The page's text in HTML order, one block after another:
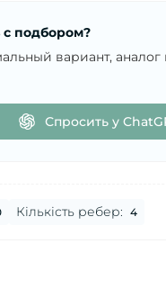
подбором?
вариант,
Спросить у
Кількість ребер: 4